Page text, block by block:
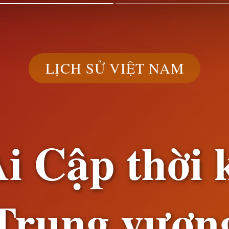
LỊCH SỬ VIỆT NAM
Cập thời